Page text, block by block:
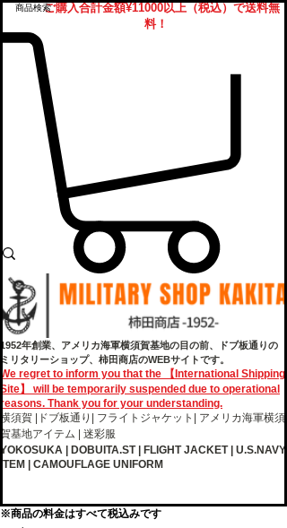
ご購入合計金額¥11000以上（税込）で送料無
料！
1952年創業、アメリカ海軍横須賀基地の目の前、ドブ板通りの
ミリタリーショップ、柿田商店のWEBサイトです。
We regret to inform you that the 【International Shipping
Site】 will be temporarily suspended due to operational
reasons. Thank you for your understanding.
横須賀 |ドブ板通り| フライト ジャケット| アメリカ海軍横須
賀基地アイテム | 迷彩服
YOKOSUKA | DOBUITA.ST | FLIGHT JACKET | U.S.NAVY
ITEM | CAMOUFLAGE UNIFORM
※商品の料金はすべて税込みです